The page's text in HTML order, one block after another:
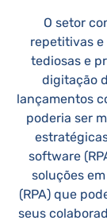
O setor
repetitivas e
tediosas e
digitação
lançamentos
poderia ser
software
soluções
(RPA) que
seus